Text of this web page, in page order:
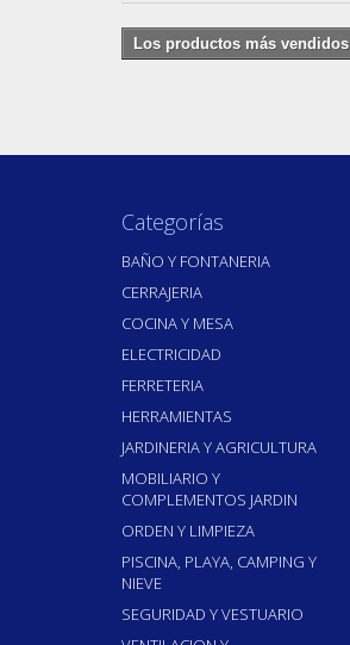
Los productos más vendidos
Categorías
BAÑO Y FONTANERIA
CERRAJERIA
COCINA Y MESA
ELECTRICIDAD
FERRETERIA
HERRAMIENTAS
JARDINERIA Y AGRICULTURA
MOBILIARIO Y
COMPLEMENTOS JARDIN
ORDEN Y LIMPIEZA
PISCINA, PLAYA, CAMPING Y
NIEVE
SEGURIDAD Y VESTUARIO